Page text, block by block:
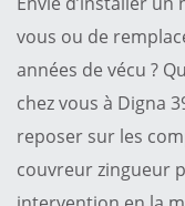
vous ou de
années de vécu ?
chez vous à Digna
reposer sur les
couvreur zingueur